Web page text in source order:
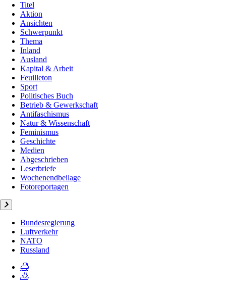
Titel
Aktion
Ansichten
Schwerpunkt
Thema
Inland
Ausland
Kapital & Arbeit
Feuilleton
Sport
Politisches Buch
Betrieb & Gewerkschaft
Antifaschismus
Natur & Wissenschaft
Feminismus
Geschichte
Medien
Abgeschrieben
Leserbriefe
Wochenendbeilage
Fotoreportagen
Bundesregierung
Luftverkehr
NATO
Russland